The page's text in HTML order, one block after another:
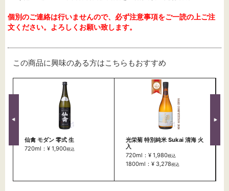
個別のご連絡は行いませんので、必ず注意事項をご一読の上ご注
文ください。よろしくお願い致します。
この商品に興味のある方はこちらもおすすめ
仙禽 モダン 零式 生
720ml：¥ 1,900税込
光栄菊 特別純米 Sukai 清海 火
入
720ml：¥ 1,980税込
1800ml：¥ 3,278税込